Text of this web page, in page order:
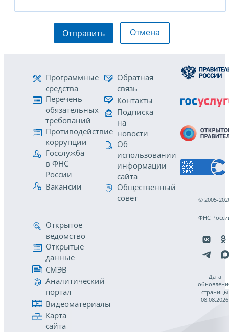
Отправить Отмена
Программные
средства
Перечень
обязательных
требований
Противодействие
коррупции
Госслужба
в ФНС
России
Вакансии
Обратная
связь
Контакты
Подписка
на
новости
Об
использовании
информации
сайта
Общественный
совет
Открытое
ведомство
Открытые
данные
СМЭВ
Аналитический
портал
Видеоматериалы
Карта
сайта
© 2005-
ФНС
Дата
страницы
08.08.2026